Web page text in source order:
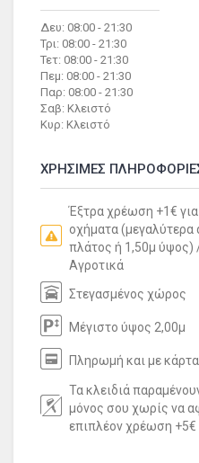
Δευ: 08:00 - 21:30
Τρι: 08:00 - 21:30
Τετ: 08:00 - 21:30
Πεμ: 08:00 - 21:30
Παρ: 08:00 - 21:30
Σαβ: Κλειστό
Κυρ: Κλειστό
ΧΡΗΣΙΜΕΣ
Έξτρα χρέωση +1€
οχήματα (μεγαλύτερα
πλάτος ή 1,50μ
Αγροτικά
Στεγασμένος χώρος
Μέγιστο ύψος 2,00μ
Πληρωμή και με
Τα κλειδιά
μόνος σου χωρίς να
επιπλέον χρέωση +5€